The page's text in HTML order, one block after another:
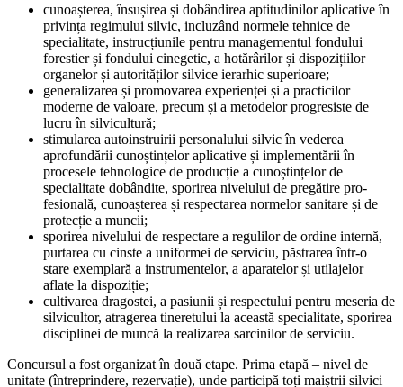
cunoașterea, însușirea și dobândirea ap­titudinilor aplicative în
privința regimului sil­vic, incluzând normele tehnice de
specialitate, instrucțiunile pentru managementul fondului
forestier și fondului cinegetic, a hotărârilor și dispozițiilor
organelor și autorităților silvice ie­rarhic superioare;
generalizarea și promovarea experienței și a practicilor
moderne de valoare, precum și a metodelor progresiste de
lucru în silvicultură;
stimularea autoinstruirii personalului silvic în vederea
aprofundării cunoștințelor aplica­tive și implementării în
procesele tehnologice de producție a cunoștințelor de
specialitate dobândite, sporirea nivelului de pregătire pro­
fesională, cunoașterea și respectarea normelor sanitare și de
protecție a muncii;
sporirea nivelului de respectare a regulilor de ordine internă,
purtarea cu cinste a unifor­mei de serviciu, păstrarea într-o
stare exem­plară a instrumentelor, a aparatelor și utilajelor
aflate la dispoziție;
cultivarea dragostei, a pasiunii și respec­tului pentru meseria de
silvicultor, atragerea tineretului la această specialitate, sporirea
disciplinei de muncă la realizarea sarcinilor de serviciu.
Concursul a fost organizat în două etape. Prima etapă – nivel de
unitate (întreprindere, rezervație), unde participă toți maiștrii silvici